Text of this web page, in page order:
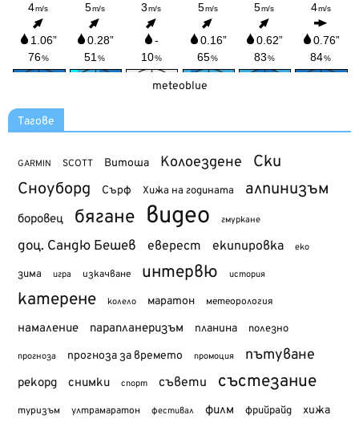
meteoblue
Тагове
GARMIN SCOTT Витоша Колоездене Ски
Сноуборд Сърф Хижа на годината алпинизъм
боровец бягане видео гмуркане
доц. Сандю Бешев еверест екипировка еко
зима игра изкачване интервю история
катерене колело маратон метеорология
намаление парапланеризъм планина полезно
прогноза прогноза за времето промоция пътуване
рекорд снимки спорт съвети състезание
туризъм ултрамаратон фестивал филм фрийрайд хижа